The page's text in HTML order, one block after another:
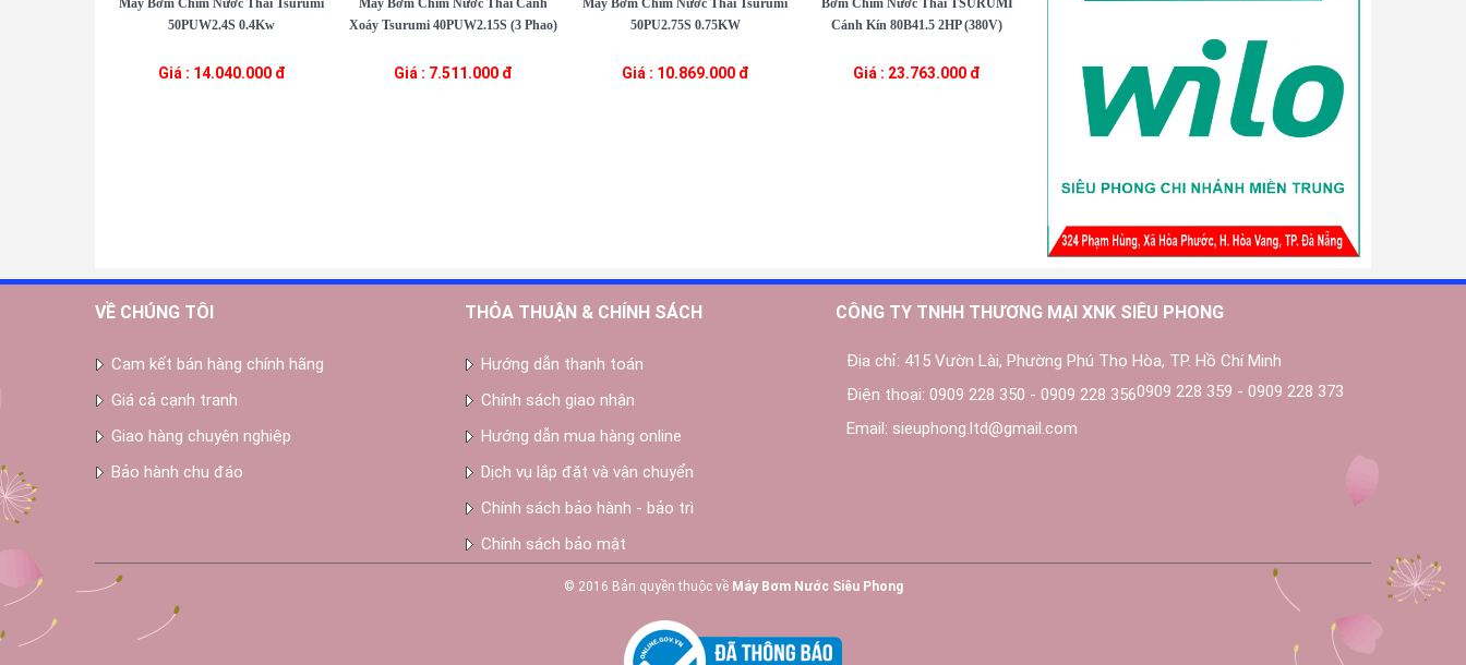
Máy Bơm Chìm Nước Thải Tsurumi
50PUW2.4S 0.4Kw
Giá : 14.040.000 đ
Máy Bơm Chìm Nước Thải Cánh
Xoáy Tsurumi 40PUW2.15S (3 Phao)
Giá : 7.511.000 đ
Máy Bơm Chìm Nước Thải Tsurumi
50PU2.75S 0.75KW
Giá : 10.869.000 đ
Bơm Chìm Nước Thải TSURUMI
Cánh Kín 80B41.5 2HP (380V)
Giá : 23.763.000 đ
VỀ CHÚNG TÔI
Cam kết bán hàng chính hãng
Giá cả cạnh tranh
Giao hàng chuyên nghiệp
Bảo hành chu đáo
THỎA THUẬN & CHÍNH SÁCH
Hướng dẫn thanh toán
Chính sách giao nhận
Hướng dẫn mua hàng online
Dịch vụ lắp đặt và vận chuyển
Chính sách bảo hành - bảo trì
Chính sách bảo mật
CÔNG TY TNHH THƯƠNG MẠI XNK SIÊU PHONG
Địa chỉ: 415 Vườn Lài, Phường Phú Thọ Hòa, TP. Hồ Chí Minh
Điện thoại: 0909 228 350 - 0909 228 3560909 228 359 - 0909 228 373
Email: sieuphong.ltd@gmail.com
© 2016 Bản quyền thuộc về Máy Bơm Nước Siêu Phong